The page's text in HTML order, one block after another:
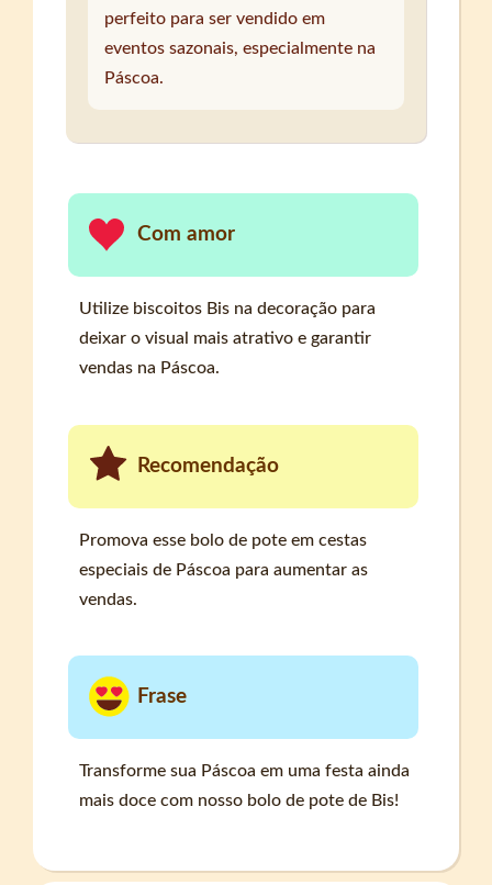
perfeito para ser vendido em
eventos sazonais, especialmente na
Páscoa.
Com amor
Utilize biscoitos Bis na decoração para
deixar o visual mais atrativo e garantir
vendas na Páscoa.
Recomendação
Promova esse bolo de pote em cestas
especiais de Páscoa para aumentar as
vendas.
Frase
Transforme sua Páscoa em uma festa ainda
mais doce com nosso bolo de pote de Bis!